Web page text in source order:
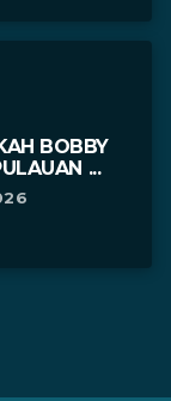
BOBBY
...